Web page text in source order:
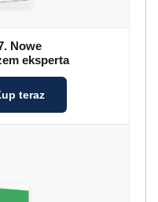
Nowe
eksperta
teraz